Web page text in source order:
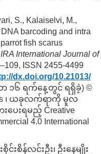
S., Kalaiselvi, M.,
barcoding and intra
fish scarus
IRA International Journal of
ISSN 2455-4499
dx.doi.org/10.21013/
၁၆ ရက်နေ့တွင် ရရှိခဲ့) ©
၊ ယခုလက်ရာကို မူလ
ေးရမည့် Creative
4.0 International
းစိန်လင်းဦး၊ ဦးနေမျိုး